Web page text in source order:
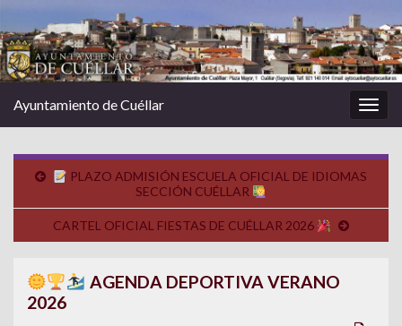
la
Ayuntamiento de Cuéllar
PLAZO ADMISIÓN ESCUELA OFICIAL DE IDIOMAS
SECCIÓN CUÉLLAR
CARTEL OFICIAL FIESTAS DE CUÉLLAR 2026
AGENDA DEPORTIVA VERANO
2026